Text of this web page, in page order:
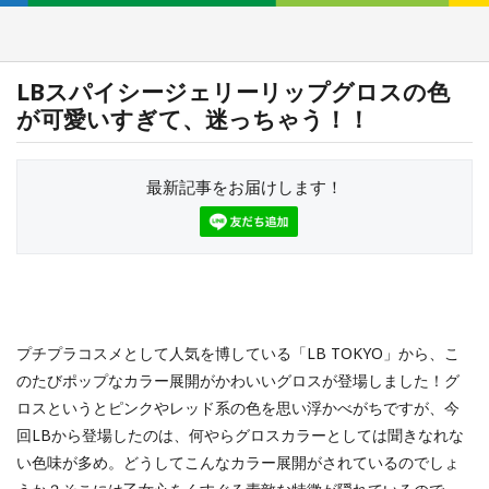
LBスパイシージェリーリップグロスの色
が可愛いすぎて、迷っちゃう！！
最新記事をお届けします！
プチプラコスメとして人気を博している「LB TOKYO」から、こ
のたびポップなカラー展開がかわいいグロスが登場しました！グ
ロスというとピンクやレッド系の色を思い浮かべがちですが、今
回LBから登場したのは、何やらグロスカラーとしては聞きなれな
い色味が多め。どうしてこんなカラー展開がされているのでしょ